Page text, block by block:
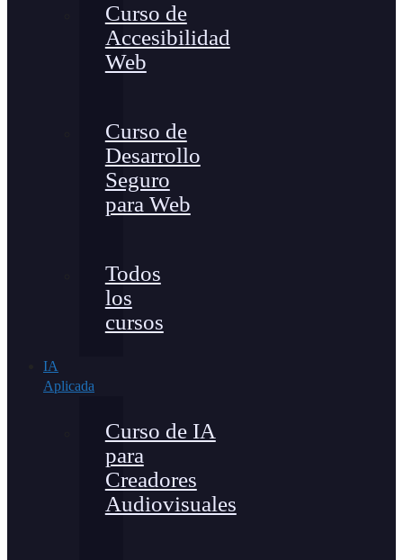
Curso de
Accesibilidad
Web
Curso de
Desarrollo
Seguro
para Web
Todos
los
cursos
IA
Aplicada
Curso de IA
para
Creadores
Audiovisuales